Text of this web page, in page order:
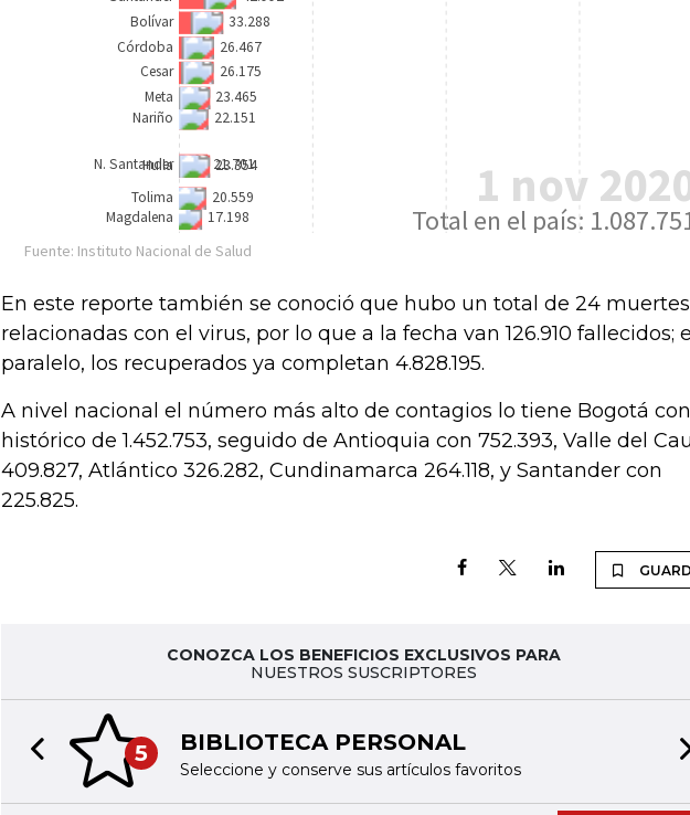
En este reporte también se conoció que hubo un total de 24 muertes
relacionadas con el virus, por lo que a la fecha van 126.910 fallecidos;
paralelo, los recuperados ya completan 4.828.195.
A nivel nacional el número más alto de contagios lo tiene Bogotá
histórico de 1.452.753, seguido de Antioquia con 752.393, Valle del
409.827, Atlántico 326.282, Cundinamarca 264.118, y Santander con
225.825.
CONOZCA LOS BENEFICIOS EXCLUSIVOS PARA
NUESTROS SUSCRIPTORES
5 BIBLIOTECA PERSONAL
Seleccione y conserve sus artículos favoritos
Previous slide